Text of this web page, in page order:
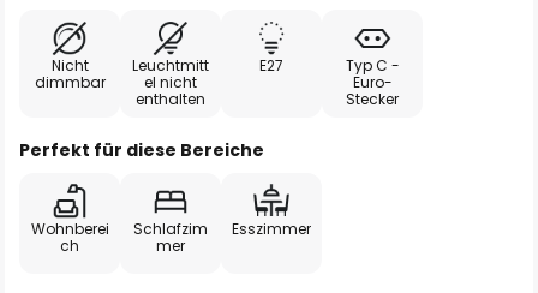
Nicht
dimmbar
Leuchtmitt
el nicht
enthalten
E27
Typ C -
Euro-
Stecker
Perfekt für diese Bereiche
Wohnberei
ch
Schlafzim
mer
Esszimmer